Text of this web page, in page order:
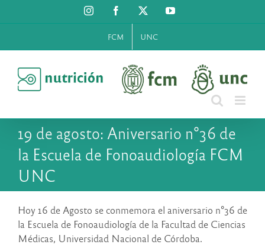
al
InstagramFacebook YouTube
FCM UNC
19 de agosto: Aniversario n°36 de
la Escuela de Fonoaudiología FCM
UNC
Hoy 16 de Agosto se conmemora el aniversario n°36 de
la Escuela de Fonoaudiología de la Facultad de Ciencias
Médicas, Universidad Nacional de Córdoba.